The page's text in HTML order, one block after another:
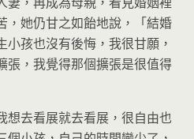
，她仍甘之如飴地說，「結婚
孩也沒有後悔，我很甘願，
張，我覺得那個擴張是很值得
想去看展就去看展，很自由也